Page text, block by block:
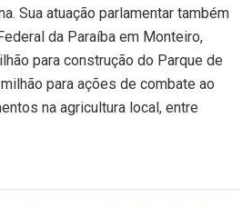
Sua atuação parlamentar também
da Paraíba em Monteiro,
para construção do Parque de
para ações de combate ao
na agricultura local, entre